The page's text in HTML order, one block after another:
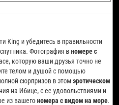
King и убедитесь в правильности
Фотография вномере с
которую ваши друзья точно не
телом и душой с помощью
сюрпризов в этом эротическом
на Ибице, с ее удовольствиями и
из вашегономера с видом на море.